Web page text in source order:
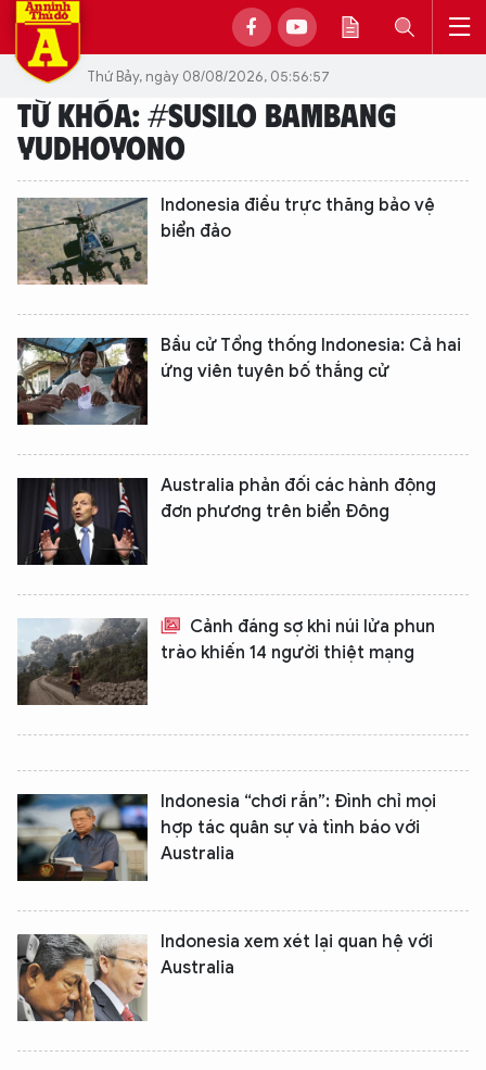
Thứ Bảy, ngày 08/08/2026, 05:56:57
TỪ KHÓA: #SUSILO BAMBANG
YUDHOYONO
Indonesia điều trực thăng bảo vệ
biển đảo
Bầu cử Tổng thống Indonesia: Cả hai
ứng viên tuyên bố thắng cử
Australia phản đối các hành động
đơn phương trên biển Đông
Cảnh đáng sợ khi núi lửa phun
trào khiến 14 người thiệt mạng
Indonesia “chơi rắn”: Đình chỉ mọi
hợp tác quân sự và tình báo với
Australia
Indonesia xem xét lại quan hệ với
Australia